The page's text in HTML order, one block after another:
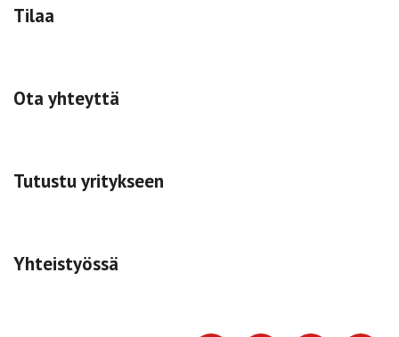
Tilaa
Ota yhteyttä
Tutustu yritykseen
Yhteistyössä